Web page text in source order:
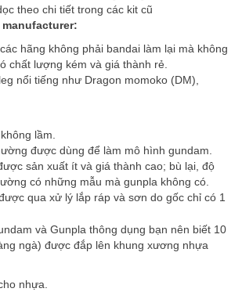
theo chi tiết trong các kit cũ
hãng không phải bandai làm lại mà không
chất lượng kém và giá thành rẻ.
nổi tiếng như Dragon momoko (DM),
lầm.
được dùng để làm mô hình gundam.
sản xuất ít và giá thành cao; bù lại, độ
có những mẫu mà gunpla không có.
qua xử lý lắp ráp và sơn do gốc chỉ có 1
ngà) được đắp lên khung xương nhựa
nhựa.